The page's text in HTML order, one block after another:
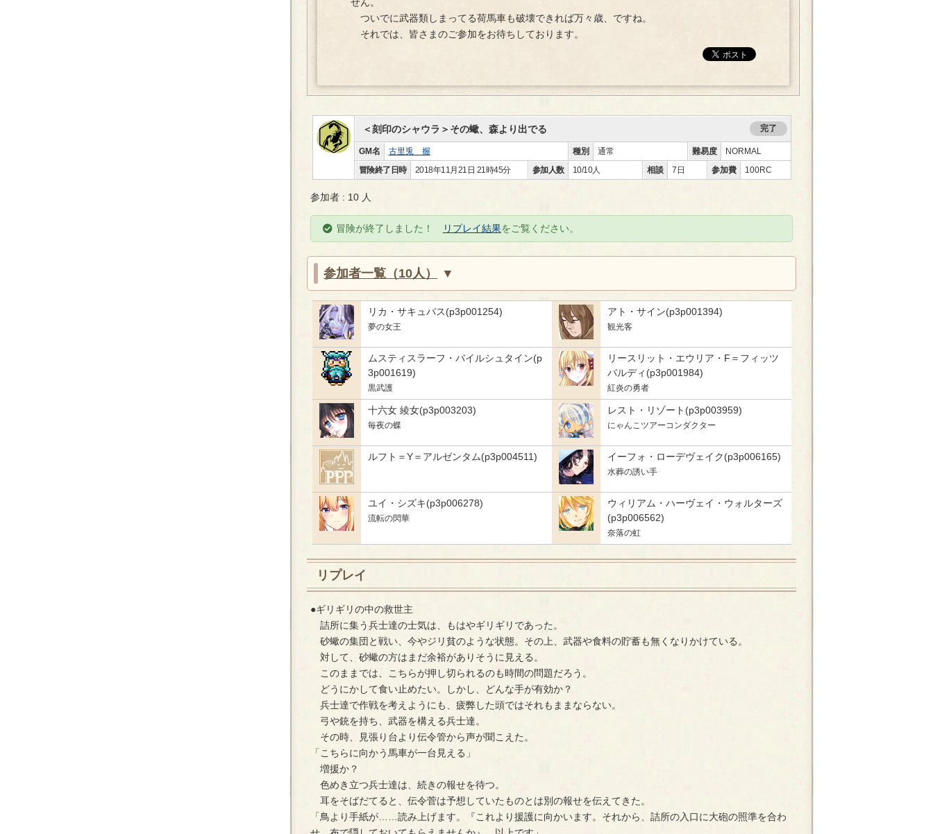
ついでに武器類しまってる荷馬車も破壊できれば万々歳、ですね。
それでは、皆さまのご参加をお待ちしております。
＜刻印のシャウラ＞その蠍、森より出でる 完了
GM名 古里兎 握 種別 通常 難易度
NORMAL
冒険終了日時
2018年11月21日 21時45分 参加人数 10/10人 相談 7日 参加費 100RC
参加者 : 10 人
冒険が終了しました！ リプレイ結果をご覧ください。
参加者一覧（10人）
リカ・サキュバス(p3p001254)
夢の女王
アト・サイン(p3p001394)
観光客
ムスティスラーフ・バイルシュタイン(p
3p001619)
黒武護
リースリット・エウリア・F＝フィッツ
バルディ(p3p001984)
紅炎の勇者
十六女 綾女(p3p003203)
毎夜の蝶
レスト・リゾート(p3p003959)
にゃんこツアーコンダクター
ルフト＝Y＝アルゼンタム(p3p004511) イーフォ・ローデヴェイク(p3p006165)
水葬の誘い手
ユイ・シズキ(p3p006278)
流転の閃華
ウィリアム・ハーヴェイ・ウォルターズ
(p3p006562)
奈落の虹
リプレイ
●ギリギリの中の救世主
詰所に集う兵士達の士気は、もはやギリギリであった。
砂蠍の集団と戦い、今やジリ貧のような状態。その上、武器や食料の貯蓄も無くなりかけている。
対して、砂蠍の方はまだ余裕がありそうに見える。
このままでは、こちらが押し切られるのも時間の問題だろう。
どうにかして食い止めたい。しかし、どんな手が有効か？
兵士達で作戦を考えようにも、疲弊した頭ではそれもままならない。
弓や銃を持ち、武器を構える兵士達。
その時、見張り台より伝令管から声が聞こえた。
「こちらに向かう馬車が一台見える」
増援か？
色めき立つ兵士達は、続きの報せを待つ。
耳をそばだてると、伝令菅は予想していたものとは別の報せを伝えてきた。
「鳥より手紙が……読み上げます。『これより援護に向かいます。それから、詰所の入口に大砲の照準を合わ